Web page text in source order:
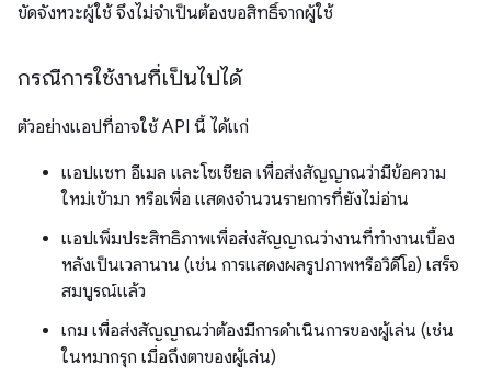
ขัดจังหวะผู้ใช้ จึงไม่จำเป็นต้องขอสิทธิ์จากผู้ใช้
กรณีการใช้งานที่เป็นไปได้
ตัวอย่างแอปที่อาจใช้ API นี้ ได้แก่
แอปแชท อีเมล และโซเชียล เพื่อส่งสัญญาณว่ามีข้อความ
ใหม่เข้ามา หรือเพื่อ แสดงจำนวนรายการที่ยังไม่อ่าน
แอปเพิ่มประสิทธิภาพเพื่อส่งสัญญาณว่างานที่ทำงานเบื้อง
หลังเป็นเวลานาน (เช่น การแสดงผลรูปภาพหรือวิดีโอ) เสร็จ
สมบูรณ์แล้ว
เกม เพื่อส่งสัญญาณว่าต้องมีการดำเนินการของผู้เล่น (เช่น
ในหมากรุก เมื่อถึงตาของผู้เล่น)